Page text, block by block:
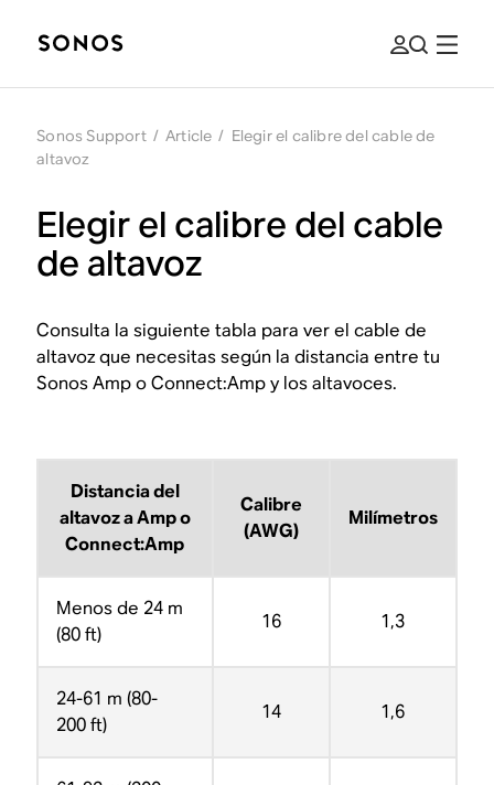
Sonos Support / Article / Elegir el calibre del cable de
altavoz
Elegir el calibre del cable
de altavoz
Consulta la siguiente tabla para ver el cable de
altavoz que necesitas según la distancia entre tu
Sonos Amp o Connect:Amp y los altavoces.
Distancia del
altavoz a Amp o
Connect:Amp
Calibre
(AWG)
Milímetros
Menos de 24 m
(80 ft)
16 1,3
24-61 m (80-
200 ft)
14 1,6